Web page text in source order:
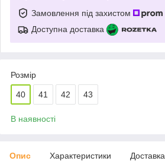
Замовлення під захистом
Доступна доставка
Розмір
40 41 42 43
В наявності
Опис Характеристики Доставка